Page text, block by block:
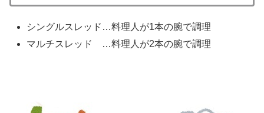
シングルスレッド…料理人が1本の腕で調理
マルチスレッド …料理人が2本の腕で調理